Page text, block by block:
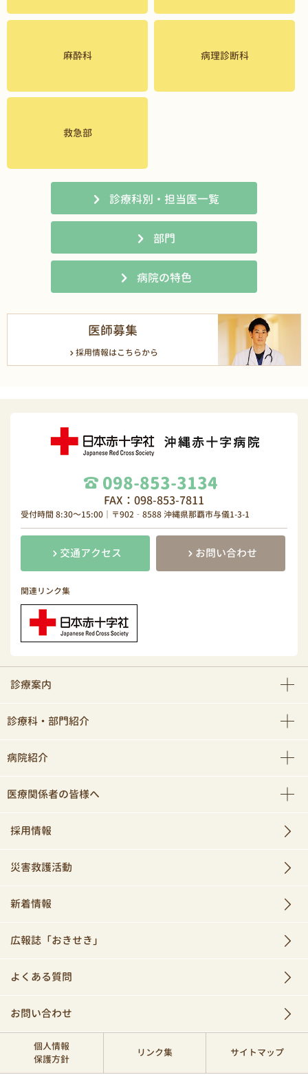
麻酔科 病理診断科
救急部
診療科別・担当医一覧
部門
病院の特色
医師募集
採用情報はこちらから
098-853-3134
FAX：098-853-7811
受付時間 8:30～15:00｜〒902‐8588 沖縄県那覇市与儀1-3-1
交通アクセス お問い合わせ
関連リンク集
診療案内
診療科・部門紹介
病院紹介
医療関係者の皆様へ
採用情報
災害救護活動
新着情報
広報誌「おきせき」
よくある質問
お問い合わせ
個人情報
保護方針
リンク集 サイトマップ